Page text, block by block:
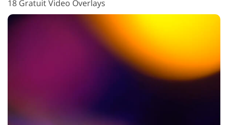
18 Gratuit Video Overlays